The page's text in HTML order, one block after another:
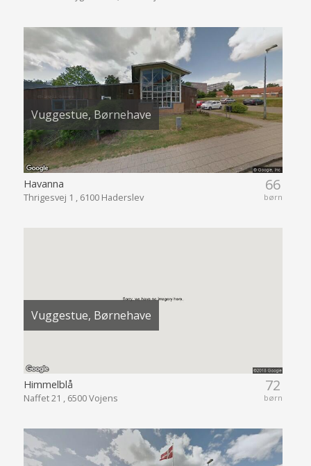
Vuggestue, Børnehave
66
børn
Havanna
Thrigesvej 1 , 6100 Haderslev
Vuggestue, Børnehave
72
børn
Himmelblå
Naffet 21 , 6500 Vojens